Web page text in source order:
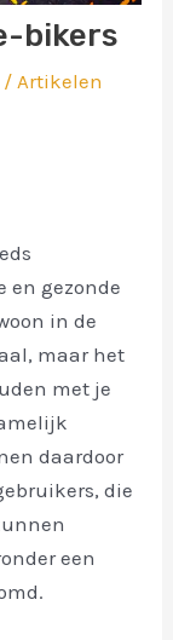
bikers
/ Artikelen
en gezonde
in de
maar het
met je
daardoor
die
een